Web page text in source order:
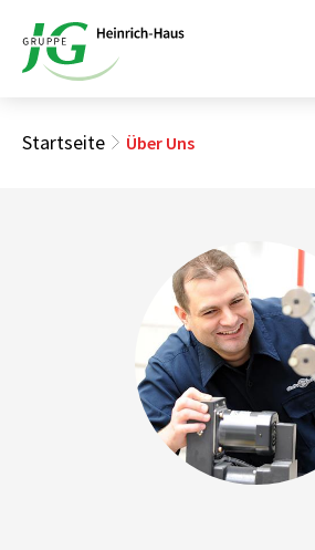
Startseite Über Uns